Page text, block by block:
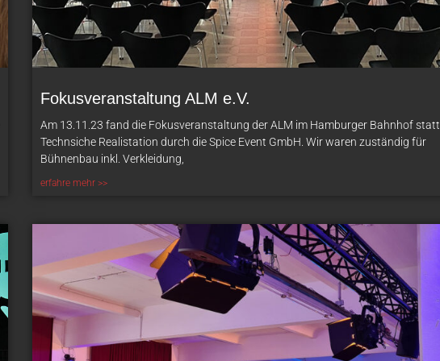
Fokusveranstaltung ALM e.V.
Am 13.11.23 fand die Fokusveranstaltung der ALM im Hamburger Bahnhof statt.
Technsiche Realistation durch die Spice Event GmbH. Wir waren zuständig für
Bühnenbau inkl. Verkleidung,
erfahre mehr >>